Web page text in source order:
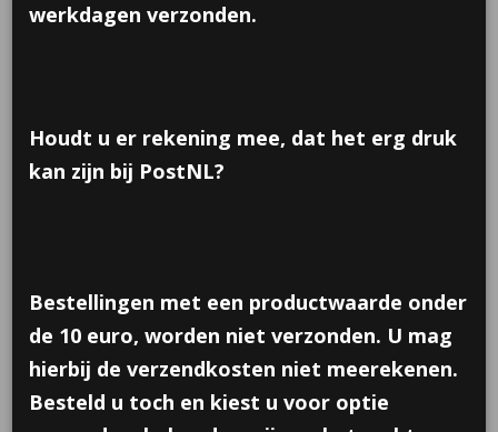
werkdagen verzonden.
Houdt u er rekening mee, dat het erg druk
kan zijn bij PostNL?
Bestellingen met een productwaarde onder
de 10 euro, worden niet verzonden. U mag
hierbij de verzendkosten niet meerekenen.
Besteld u toch en kiest u voor optie